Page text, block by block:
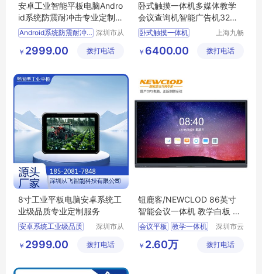
安卓工业智能平板电脑Andro
id系统防震耐冲击专业定制服
务
Android系统防震耐冲击 深圳市从
技有限公
￥ 2999.00 拨打电话
卧式触摸一体机多媒体教学
会议查询机智能广告机32英
寸
卧式触摸一体机
智能广告机
上海九畅
有限公司
￥ 6400.00 拨打电话
8寸工业平板电脑安卓系统工
业级品质专业定制服务
安卓系统工业级品质
深圳市从
技有限公
￥ 2999.00 拨打电话
钮鹿客/NEWCLOD 86英寸
智能会议一体机 教学白板 国
产主板 麒麟系统
会议平板 教学一体机
麒麟系统
深圳市云
有限公司
￥ 2.60万 拨打电话